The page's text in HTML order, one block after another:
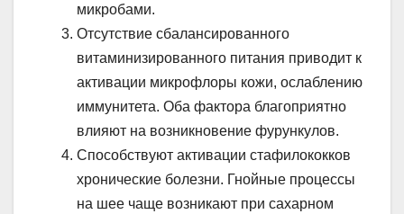
микробами.
Отсутствие сбалансированного
витаминизированного питания приводит к
активации микрофлоры кожи, ослаблению
иммунитета. Оба фактора благоприятно
влияют на возникновение фурункулов.
Способствуют активации стафилококков
хронические болезни. Гнойные процессы
на шее чаще возникают при сахарном